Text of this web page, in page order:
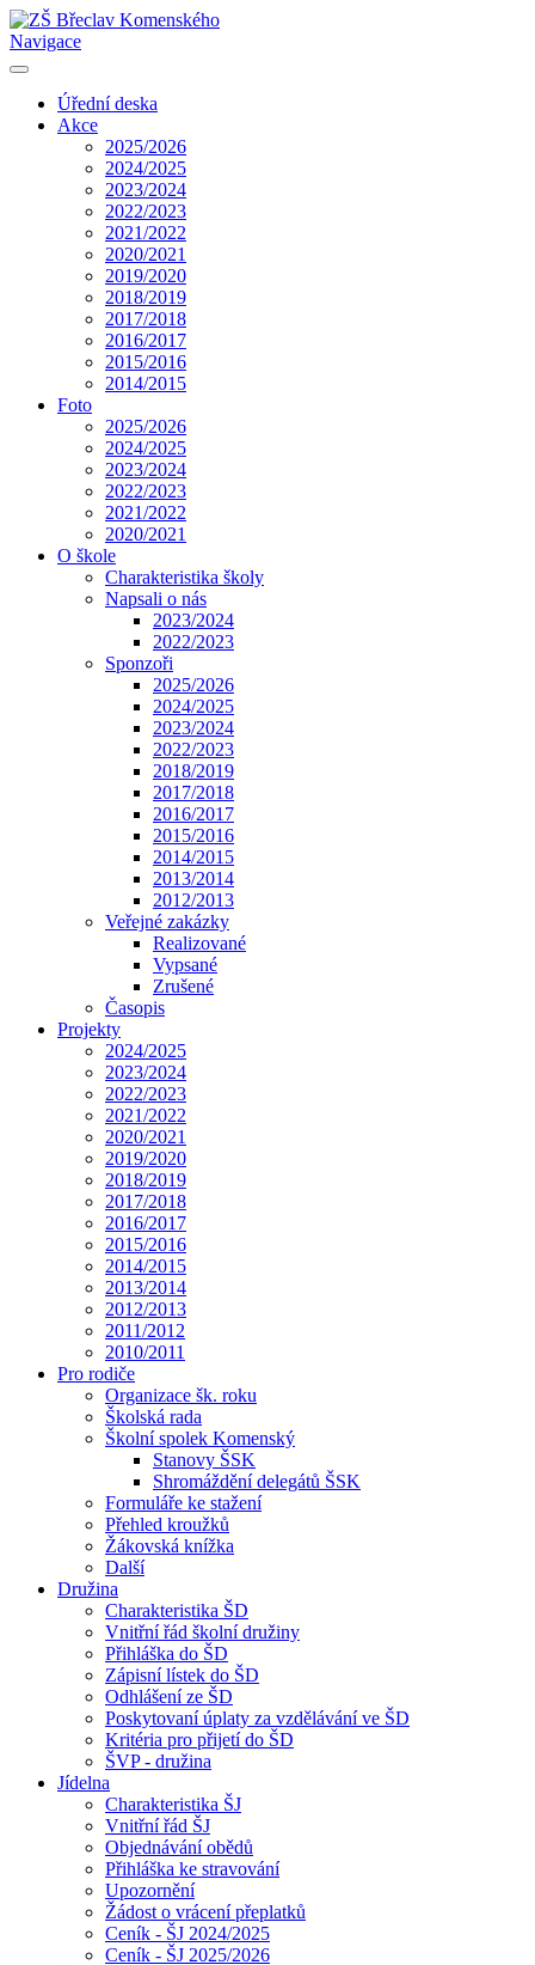
Navigace
Úřední deska
Akce
2025/2026
2024/2025
2023/2024
2022/2023
2021/2022
2020/2021
2019/2020
2018/2019
2017/2018
2016/2017
2015/2016
2014/2015
Foto
2025/2026
2024/2025
2023/2024
2022/2023
2021/2022
2020/2021
O škole
Charakteristika školy
Napsali o nás
2023/2024
2022/2023
Sponzoři
2025/2026
2024/2025
2023/2024
2022/2023
2018/2019
2017/2018
2016/2017
2015/2016
2014/2015
2013/2014
2012/2013
Veřejné zakázky
Realizované
Vypsané
Zrušené
Časopis
Projekty
2024/2025
2023/2024
2022/2023
2021/2022
2020/2021
2019/2020
2018/2019
2017/2018
2016/2017
2015/2016
2014/2015
2013/2014
2012/2013
2011/2012
2010/2011
Pro rodiče
Organizace šk. roku
Školská rada
Školní spolek Komenský
Stanovy ŠSK
Shromáždění delegátů ŠSK
Formuláře ke stažení
Přehled kroužků
Žákovská knížka
Další
Družina
Charakteristika ŠD
Vnitřní řád školní družiny
Přihláška do ŠD
Zápisní lístek do ŠD
Odhlášení ze ŠD
Poskytovaní úplaty za vzdělávání ve ŠD
Kritéria pro přijetí do ŠD
ŠVP - družina
Jídelna
Charakteristika ŠJ
Vnitřní řád ŠJ
Objednávání obědů
Přihláška ke stravování
Upozornění
Žádost o vrácení přeplatků
Ceník - ŠJ 2024/2025
Ceník - ŠJ 2025/2026